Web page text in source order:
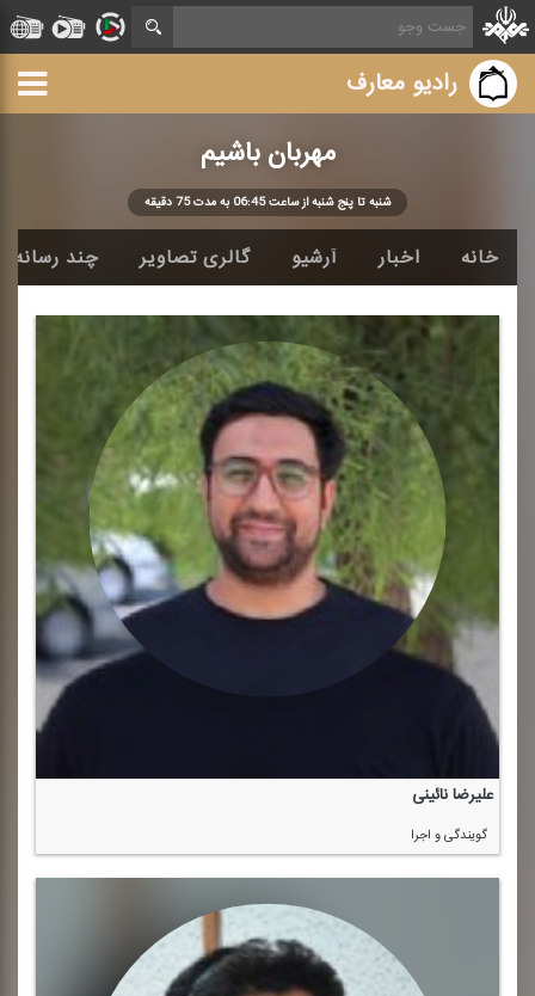
رادیو معارف
مهربان باشیم
شنبه تا پنج شنبه از ساعت 06:45 به مدت 75 دقیقه
خانه اخبار آرشیو گالری تصاویر چند رسانه
علیرضا نائینی
گویندگی و اجرا